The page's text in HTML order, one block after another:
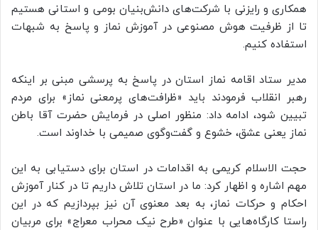
همکاری و رایزنی با شرکت‌های دانش‌بنیان بومی و استانی هستیم
تا از ظرفیت هوش مصنوعی در آموزش نماز و پاسخ به شبهات
استفاده کنیم.
مدیر ستاد اقامه نماز استان در پاسخ به پرسشی مبنی بر اینکه
رهبر انقلاب فرمودند باید «ظرافت‌های پرمعنی نماز» برای مردم
تبیین شود، ادامه داد: منظور اصلی در فرمایش حضرت آقا باطن
نماز یعنی عشق، خشوع و گفت‌وگوی صمیمی با خداوند است.
حجت الاسلام کریمی به اقدامات در استان برای دستیابی به این
مهم اشاره و اظهار کرد: ما در استان تلاش داریم تا در کنار آموزش
احکام و حرکات نماز، به بعد معنوی آن نیز بپردازیم که در این
راستا کارگاه‌هایی با عنوان «طرح نیک محراب معراج» برای مربیان